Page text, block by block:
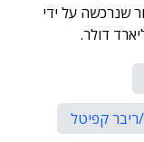
שנרכשה על ידי
ריבר קפיטל